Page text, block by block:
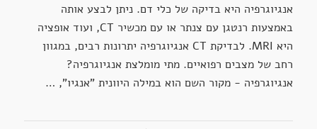
אנגיוגרפיה היא בדיקה של כלי דם. ניתן לבצע אותה
באמצעות רנטגן עם צנתר או עם מכשיר CT, ועוד אופציה
היא MRI. לבדיקת CT אנגיוגרפיה יתרונות רבים, במגוון
רחב של מצבים רפואיים. מתי מומלצת אנגיוגרפיה?
אנגיוגרפיה - מקור השם הוא במילה היוונית "אנגיו", …